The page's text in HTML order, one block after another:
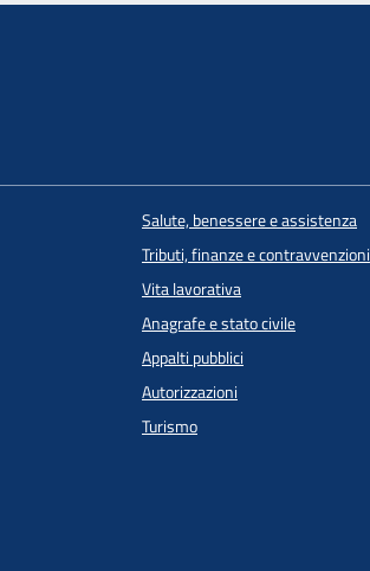
Salute, benessere e assistenza
Tributi, finanze e contravvenzioni
Vita lavorativa
Anagrafe e stato civile
Appalti pubblici
Autorizzazioni
Turismo